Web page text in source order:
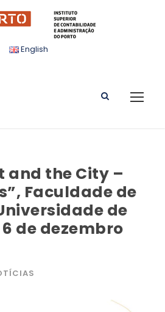
English
and the City –
Faculdade de
de
de dezembro